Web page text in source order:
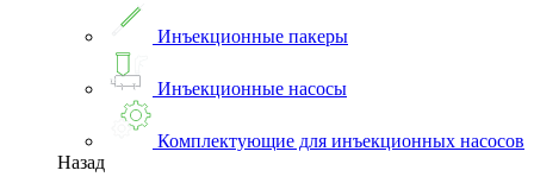
Инъекционные пакеры
Инъекционные насосы
Комплектующие для инъекционных насосов
Назад